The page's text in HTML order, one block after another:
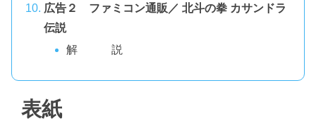
広告２ ファミコン通販／ 北斗の拳 カサンドラ
伝説
解 説
表紙